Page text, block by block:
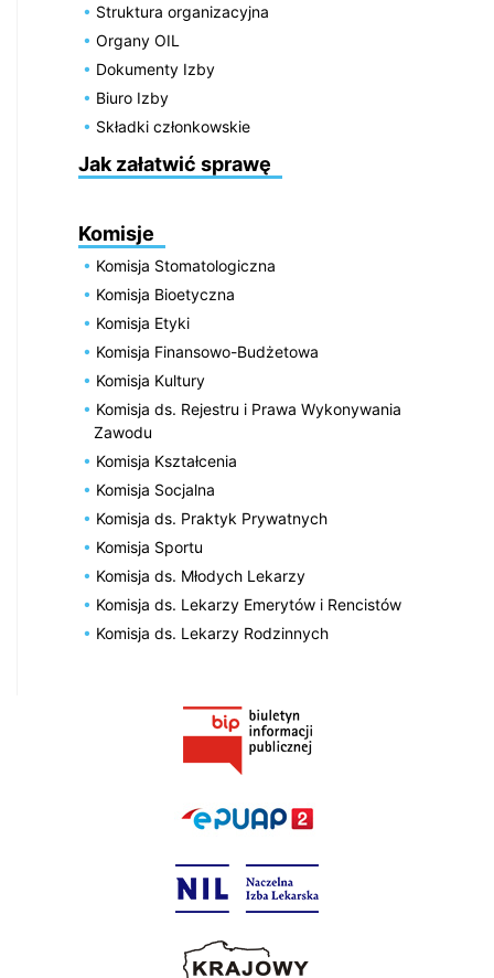
Struktura organizacyjna
Organy OIL
Dokumenty Izby
Biuro Izby
Składki członkowskie
Jak załatwić sprawę
Komisje
Komisja Stomatologiczna
Komisja Bioetyczna
Komisja Etyki
Komisja Finansowo-Budżetowa
Komisja Kultury
Komisja ds. Rejestru i Prawa Wykonywania
Zawodu
Komisja Kształcenia
Komisja Socjalna
Komisja ds. Praktyk Prywatnych
Komisja Sportu
Komisja ds. Młodych Lekarzy
Komisja ds. Lekarzy Emerytów i Rencistów
Komisja ds. Lekarzy Rodzinnych